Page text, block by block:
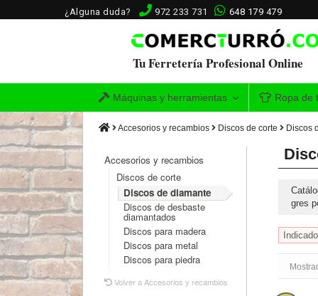
¿Alguna duda? 972 233 731 648 179 479
Tu Ferretería Profesional Online
Máquinas y herramientas Ropa de
Accesorios y recambios Discos de corte Discos
Accesorios y recambios
Discos de corte
Discos de diamante
Discos de desbaste
diamantados
Discos para madera
Discos para metal
Discos para piedra
Volver a Accesorios y recambios
gres